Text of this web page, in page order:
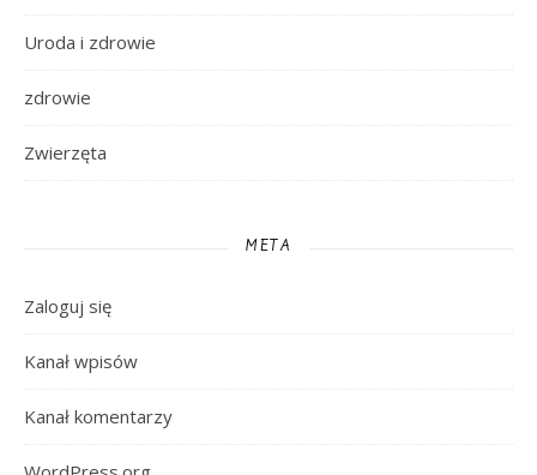
Uroda i zdrowie
zdrowie
Zwierzęta
META
Zaloguj się
Kanał wpisów
Kanał komentarzy